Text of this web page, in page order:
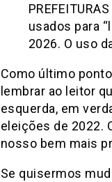
usados para
2026. O uso
Como último
lembrar ao leitor
esquerda, em
eleições de 2022.
nosso bem mais
Se quisermos